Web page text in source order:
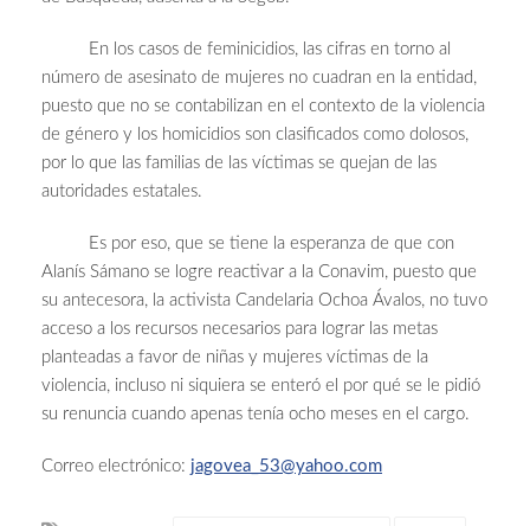
En los casos de feminicidios, las cifras en torno al
número de asesinato de mujeres no cuadran en la entidad,
puesto que no se contabilizan en el contexto de la violencia
de género y los homicidios son clasificados como dolosos,
por lo que las familias de las víctimas se quejan de las
autoridades estatales.
Es por eso, que se tiene la esperanza de que con
Alanís Sámano se logre reactivar a la Conavim, puesto que
su antecesora, la activista Candelaria Ochoa Ávalos, no tuvo
acceso a los recursos necesarios para lograr las metas
planteadas a favor de niñas y mujeres víctimas de la
violencia, incluso ni siquiera se enteró el por qué se le pidió
su renuncia cuando apenas tenía ocho meses en el cargo.
Correo electrónico: jagovea_53@yahoo.com